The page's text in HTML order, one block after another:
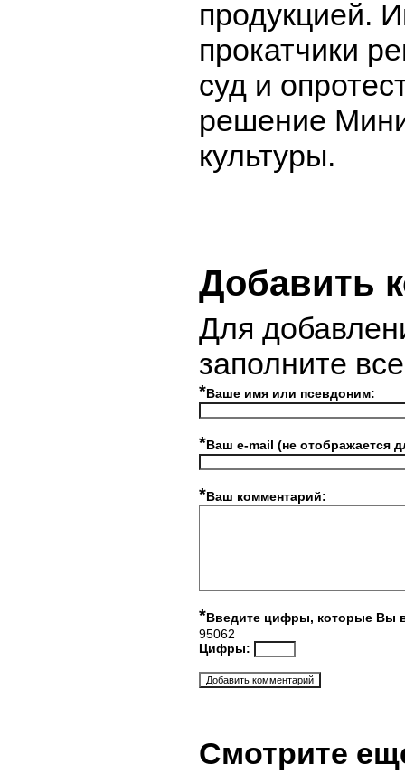
продукцией.
прокатчики
суд и
решение
культуры.
Добавить
Для
заполните
*Ваше имя или псевдоним:
*Ваш e-mail (не отображается
*Ваш комментарий:
*Введите цифры, которые Вы
95062
Цифры:
Смотрите